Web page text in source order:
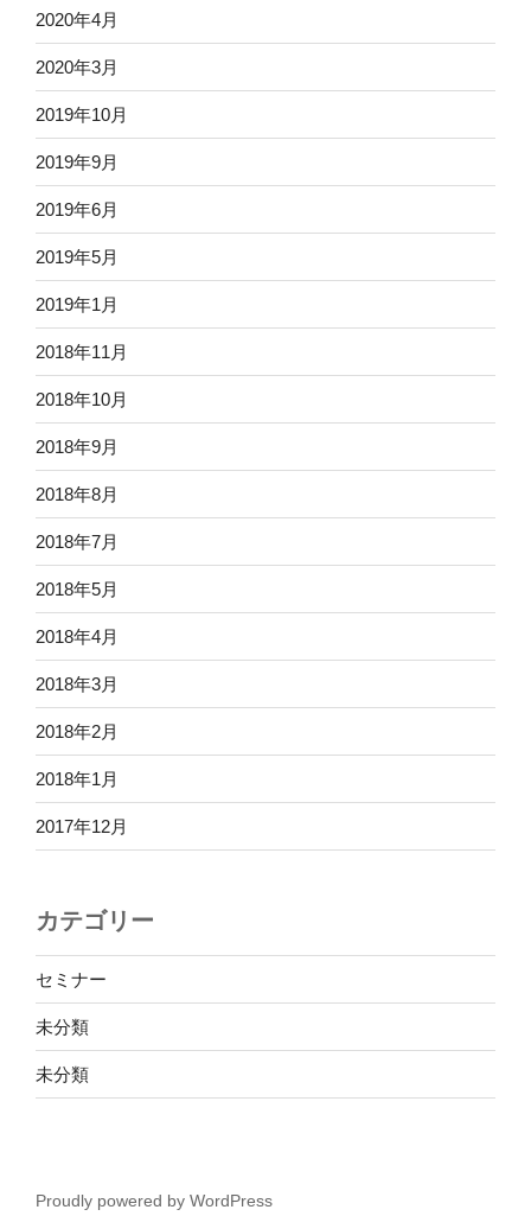
2020年4月
2020年3月
2019年10月
2019年9月
2019年6月
2019年5月
2019年1月
2018年11月
2018年10月
2018年9月
2018年8月
2018年7月
2018年5月
2018年4月
2018年3月
2018年2月
2018年1月
2017年12月
カテゴリー
セミナー
未分類
未分類
Proudly powered by WordPress